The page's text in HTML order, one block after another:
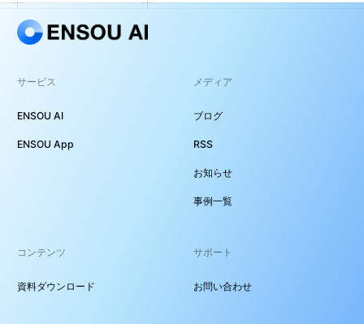
サービス
ENSOU AI
ENSOU App
メディア
ブログ
RSS
お知らせ
事例一覧
コンテンツ
資料ダウンロード
サポート
お問い合わせ